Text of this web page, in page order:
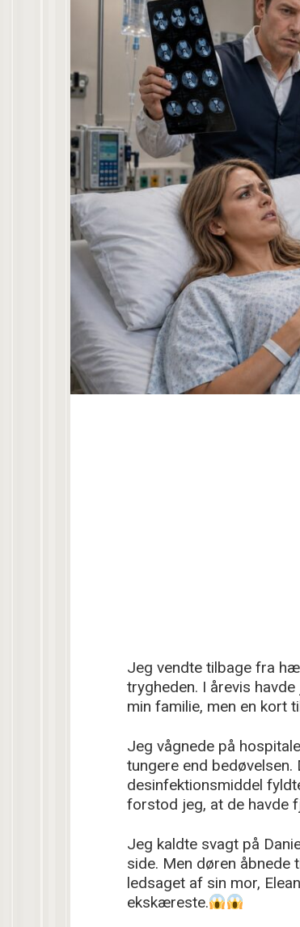
Jeg vendte tilbage fra
trygheden. I årevis
min familie, men en kort
Jeg vågnede på
tungere end
desinfektionsmiddel
forstod jeg, at de havde
Jeg kaldte svagt på
side. Men døren åbnede
ledsaget af sin mor,
ekskæreste.